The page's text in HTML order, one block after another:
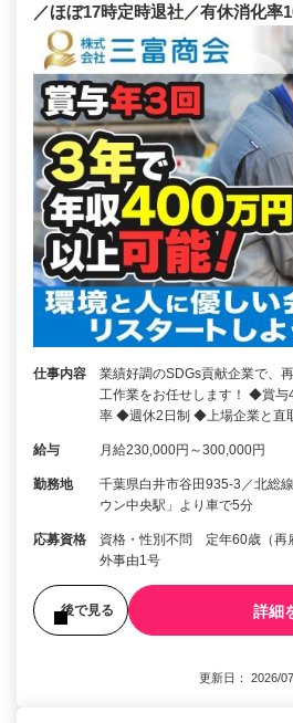
／ほぼ17時定時退社／有休消化率
仕事内容
業績好調のSDGs貢献企業で、
工作業をお任せします！ ◆賞
率 ◆週休2日制 ◆上場企業と直
給与 月給230,000円～300,000円
勤務地
千葉県白井市谷田935-3／北総
ウン中央駅」より車で5分
応募資格
資格・性別不問 定年60歳（再
外事由1号
後で見る 詳細
更新日： 2026/